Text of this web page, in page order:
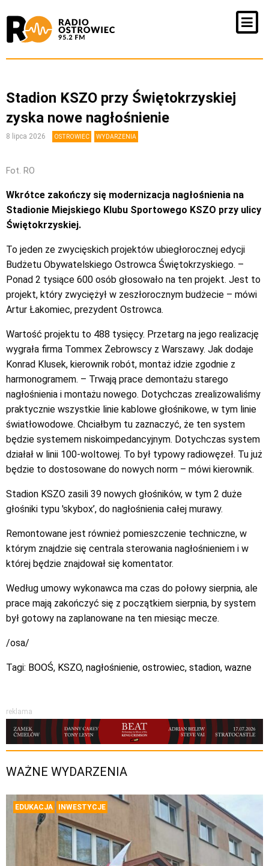
Stadion KSZO przy Świętokrzyskiej
zyska nowe nagłośnienie
8 lipca 2026 OSTROWIEC WYDARZENIA
Fot. RO
Wkrótce zakończy się modernizacja nagłośnienia na
Stadionie Miejskiego Klubu Sportowego KSZO przy ulicy
Świętokrzyskiej.
To jeden ze zwycięskich projektów ubiegłorocznej edycji
Budżetu Obywatelskiego Ostrowca Świętokrzyskiego. –
Ponad 2 tysiące 600 osób głosowało na ten projekt. Jest to
projekt, który zwyciężył w zeszłorocznym budżecie – mówi
Artur Łakomiec, prezydent Ostrowca.
Wartość projektu to 488 tysięcy. Przetarg na jego realizację
wygrała firma Tommex Żebrowscy z Warszawy. Jak dodaje
Konrad Klusek, kierownik robót, montaż idzie zgodnie z
harmonogramem. – Trwają prace demontażu starego
nagłośnienia i montażu nowego. Dotychczas zrealizowaliśmy
praktycznie wszystkie linie kablowe głośnikowe, w tym linie
światłowodowe. Chciałbym tu zaznaczyć, że ten system
będzie systemem niskoimpedancyjnym. Dotychczas system
działał w linii 100-woltowej. To był typowy radiowęzeł. Tu już
będzie to dostosowane do nowych norm – mówi kierownik.
Stadion KSZO zasili 39 nowych głośników, w tym 2 duże
głośniki typu 'skybox’, do nagłośnienia całej murawy.
Remontowane jest również pomieszczenie techniczne, w
którym znajdzie się centrala sterowania nagłośnieniem i w
której będzie znajdował się komentator.
Według umowy wykonawca ma czas do połowy sierpnia, ale
prace mają zakończyć się z początkiem sierpnia, by system
był gotowy na zaplanowane na ten miesiąc mecze.
/osa/
Tagi: BOOŚ, KSZO, nagłośnienie, ostrowiec, stadion, wazne
reklama
WAŻNE WYDARZENIA
EDUKACJA INWESTYCJE